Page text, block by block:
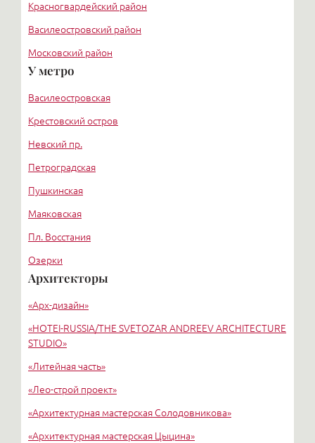
Красногвардейский район
Василеостровский район
Московский район
Курортный район
У метро
Василеостровская
Крестовский остров
Невский пр.
Петроградская
Пушкинская
Маяковская
Пл. Восстания
Озерки
Парк Победы
Беговая
Архитекторы
«Арх-дизайн»
«HОTEI-RUSSIA/THE SVETOZAR ANDREEV ARCHITECTURE
STUDIO»
«Литейная часть»
«Лео-строй проект»
«Архитектурная мастерская Солодовникова»
«Архитектурная мастерская Цыцина»